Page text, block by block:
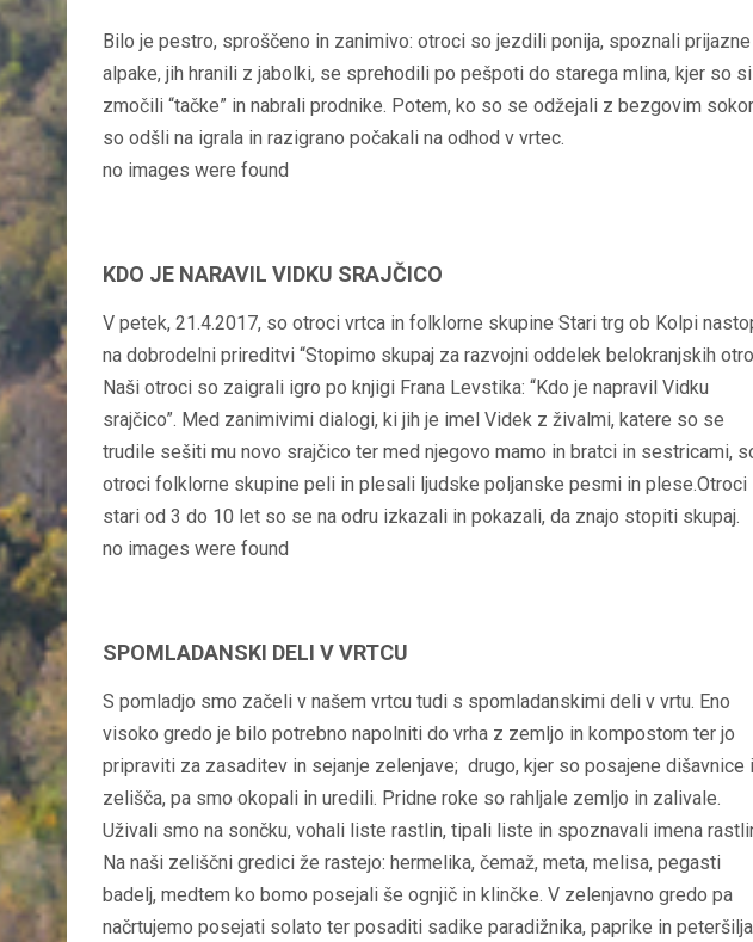
Bilo je pestro, sproščeno in zanimivo: otroci so jezdili ponija, spoznali prijazne
alpake, jih hranili z jabolki, se sprehodili po pešpoti do starega mlina, kjer so si
zmočili “tačke” in nabrali prodnike. Potem, ko so se odžejali z bezgovim
so odšli na igrala in razigrano počakali na odhod v vrtec.
no images were found
KDO JE NARAVIL VIDKU SRAJČICO
V petek, 21.4.2017, so otroci vrtca in folklorne skupine Stari trg ob Kolpi
na dobrodelni prireditvi “Stopimo skupaj za razvojni oddelek belokranjskih
Naši otroci so zaigrali igro po knjigi Frana Levstika: “Kdo je napravil Vidku
srajčico”. Med zanimivimi dialogi, ki jih je imel Videk z živalmi, katere so se
trudile sešiti mu novo srajčico ter med njegovo mamo in bratci in sestricami,
otroci folklorne skupine peli in plesali ljudske poljanske pesmi in plese.Otroci
stari od 3 do 10 let so se na odru izkazali in pokazali, da znajo stopiti skupaj.
no images were found
SPOMLADANSKI DELI V VRTCU
S pomladjo smo začeli v našem vrtcu tudi s spomladanskimi deli v vrtu. Eno
visoko gredo je bilo potrebno napolniti do vrha z zemljo in kompostom ter jo
pripraviti za zasaditev in sejanje zelenjave; drugo, kjer so posajene dišavnice
zelišča, pa smo okopali in uredili. Pridne roke so rahljale zemljo in zalivale.
Uživali smo na sončku, vohali liste rastlin, tipali liste in spoznavali imena
Na naši zeliščni gredici že rastejo: hermelika, čemaž, meta, melisa, pegasti
badelj, medtem ko bomo posejali še ognjič in klinčke. V zelenjavno gredo pa
načrtujemo posejati solato ter posaditi sadike paradižnika, paprike in